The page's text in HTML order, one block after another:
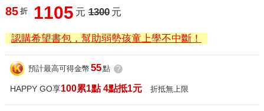
85 折 1105 元 1300 元
認購希望書包，幫助弱勢孩童上學不中斷！
預計最高可得金幣 55點 ?
HAPPY GO享100累1點 4點抵1元 折抵無上限